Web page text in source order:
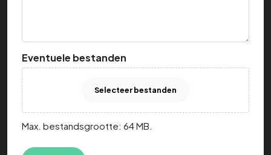
Eventuele bestanden
Selecteer bestanden
Max. bestandsgrootte: 64 MB.